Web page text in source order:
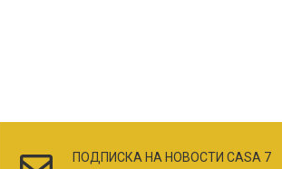
ПОДПИСКА НА НОВОСТИ CASA 7